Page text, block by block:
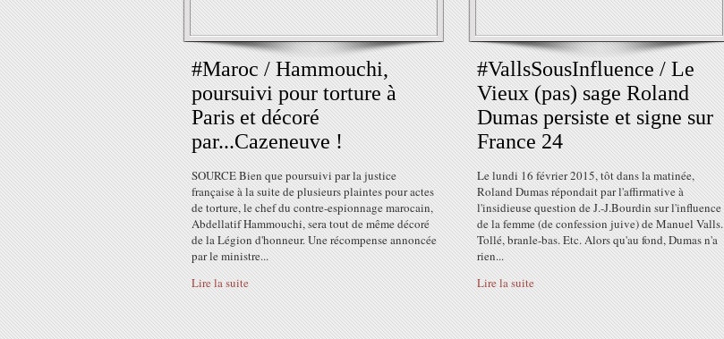
#Maroc / Hammouchi,
poursuivi pour torture à
Paris et décoré
par...Cazeneuve !
SOURCE Bien que poursuivi par la justice
française à la suite de plusieurs plaintes pour actes
de torture, le chef du contre-espionnage marocain,
Abdellatif Hammouchi, sera tout de même décoré
de la Légion d'honneur. Une récompense annoncée
par le ministre...
Lire la suite
#VallsSousInfluence / Le
Vieux (pas) sage Roland
Dumas persiste et signe sur
France 24
Le lundi 16 février 2015, tôt dans la matinée,
Roland Dumas répondait par l'affirmative à
l'insidieuse question de J.-J.Bourdin sur l'influence
de la femme (de confession juive) de Manuel Valls.
Tollé, branle-bas. Etc. Alors qu'au fond, Dumas n'a
rien...
Lire la suite